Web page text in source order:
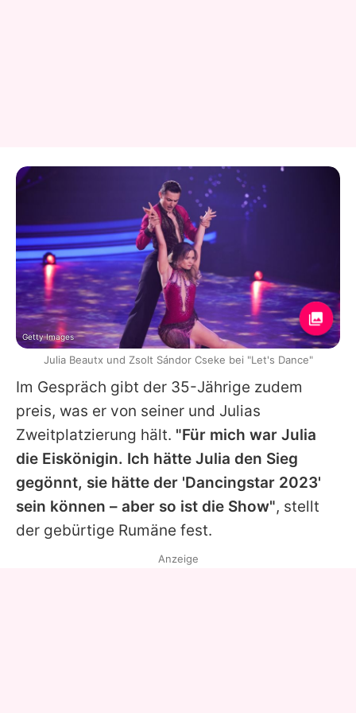
Im Gespräch gibt der 35-Jährige zudem
preis, was er von seiner und Julias
Zweitplatzierung hält. "Für mich war Julia
die Eiskönigin. Ich hätte Julia den Sieg
gegönnt, sie hätte der 'Dancingstar 2023'
sein können – aber so ist die Show", stellt
der gebürtige Rumäne fest.
Getty Images
Julia Beautx und Zsolt Sándor Cseke bei "Let's Dance"
Anzeige